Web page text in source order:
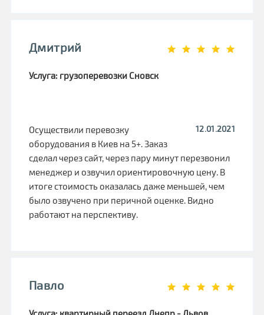
Дмитрий
Услуга: грузоперевозки Сновск
12.01.2021
Осуществили перевозку
оборудования в Киев на 5+. Заказ
сделал через сайт, через пару минут перезвонил
менеджер и озвучил ориентировочную цену. В
итоге стоимость оказалась даже меньшей, чем
было озвучено при перичной оценке. Видно
работают на перспективу.
Павло